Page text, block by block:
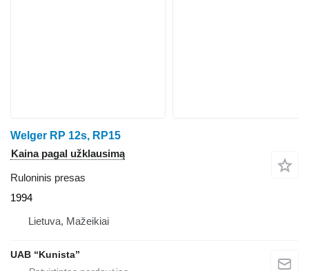
Welger RP 12s, RP15
Kaina pagal užklausimą
Ruloninis presas
1994
Lietuva, Mažeikiai
UAB “Kunista”